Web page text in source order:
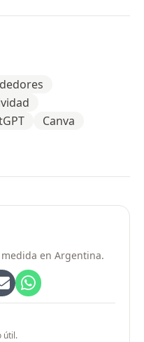
Canva
medida en Argentina.
útil.